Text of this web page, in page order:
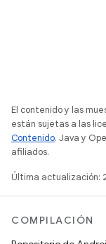
El contenido y las
están sujetas a las
Contenido. Java y
afiliados.
Última actualización:
COMPILACIÓN